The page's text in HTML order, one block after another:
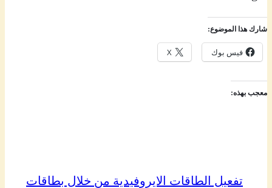
شارك هذا الموضوع:
فيس بوك X
معجب بهذه:
تفعيل الطاقات الايروفيدية من خلال بطاقات